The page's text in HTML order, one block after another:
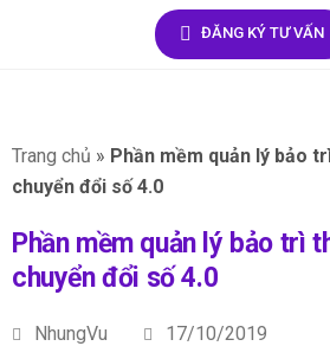
ĐĂNG KÝ TƯ VẤN
Trang chủ » Phần mềm quản lý bảo
chuyển đổi số 4.0
Phần mềm quản lý bảo trì
chuyển đổi số 4.0
NhungVu
17/10/2019